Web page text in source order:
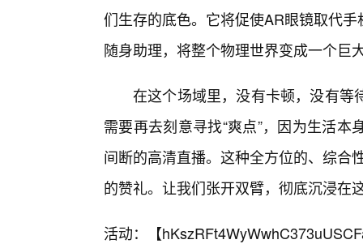
们生存的底色。它将促使AR眼镜取代
随身助理，将整个物理世界变成一个巨
在这个场域里，没有卡顿，没有等
需要再去刻意寻找“爽点”，因为生活
间断的高清直播。这种全方位的、综合
的赞礼。让我们张开双臂，彻底沉浸在
活动：【